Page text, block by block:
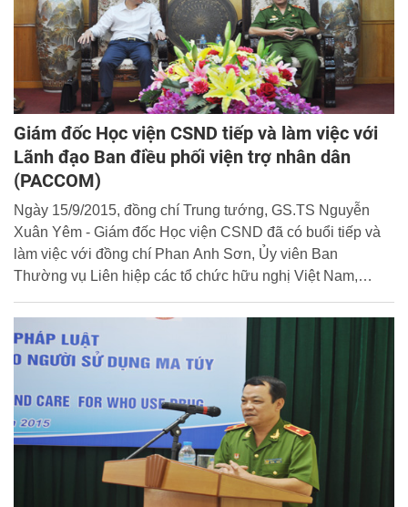
Giám đốc Học viện CSND tiếp và làm việc với
Lãnh đạo Ban điều phối viện trợ nhân dân
(PACCOM)
Ngày 15/9/2015, đồng chí Trung tướng, GS.TS Nguyễn
Xuân Yêm - Giám đốc Học viện CSND đã có buổi tiếp và
làm việc với đồng chí Phan Anh Sơn, Ủy viên Ban
Thường vụ Liên hiệp các tổ chức hữu nghị Việt Nam,
Trưởng Ban Điều phối viện trợ nhân dân (PACCOM) và
một số đồng chí Lãnh đạo và cán bộ chức năng của Ban.
Cùng tham gia buổi tiếp còn có đại diện lãnh đạo các đơn
vị thuộc Học viện CSND như Phòng Hợp tác quốc tế, Văn
Phòng Học viện, Phòng Hậu cần, Trung tâm Lưu trữ và
Thư viện.